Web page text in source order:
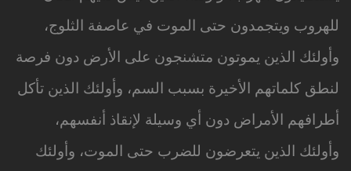
للهروب ويتجمدون حتى الموت في عاصفة الثلوج،
وأولئك الذين يموتون متشنجون على الأرض دون فرصة
لنطق كلماتهم الأخيرة بسبب السم، وأولئك الذين تأكل
أطرافهم الأمراض دون أي وسيلة لإنقاذ أنفسهم،
وأولئك الذين يتعرضون للضرب حتى الموت، وأولئك